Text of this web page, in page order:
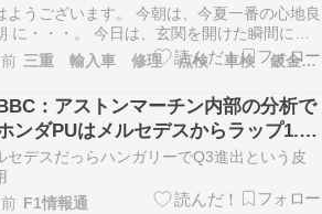
ようございます。 今朝は、今夏一番の心地良
に・・・。 今日は、玄関を開けた瞬間にリ
ジェムの香りと少し冷んやり空気がお出迎
・・おっさんには似合わない風景なんです
最高のリフレッシュでございました いつも
玄関開けたら生ぬるい感じですからね！ ＊一
1本おす…
三重 輸入車 修理 点検 車検 鈑金 コーディング
：アストンマーチン内部の分析で
ンダPUはメルセデスからラップ1.5
れらしい
セデスだっらハンガリーでQ3進出という皮
F1情報通